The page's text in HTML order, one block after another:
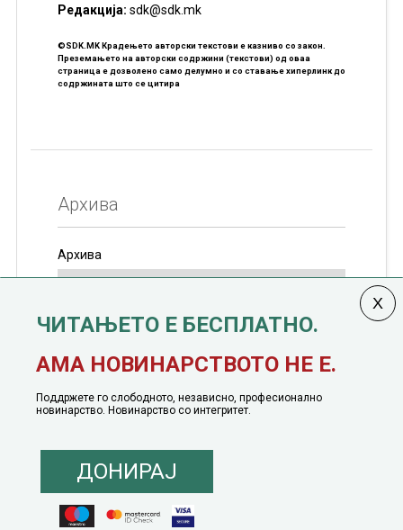
Редакцијa: sdk@sdk.mk
©SDK.MK Крадењето авторски текстови е казниво со закон.
Преземањето на авторски содржини (текстови) од оваа
страница е дозволено само делумно и со ставање хиперлинк до
содржината што се цитира
Архива
Архива
јануари, 1991 година
© 2016 - 2026 Сакам Да Кажам. Сите права задржани |
Понуда за политичко рекламирање
ЧИТАЊЕТО Е БЕСПЛАТНО.
АМА НОВИНАРСТВОТО НЕ Е.
Поддржете го слободното, независно, професионално
новинарство. Новинарство со интегритет.
ДОНИРАЈ